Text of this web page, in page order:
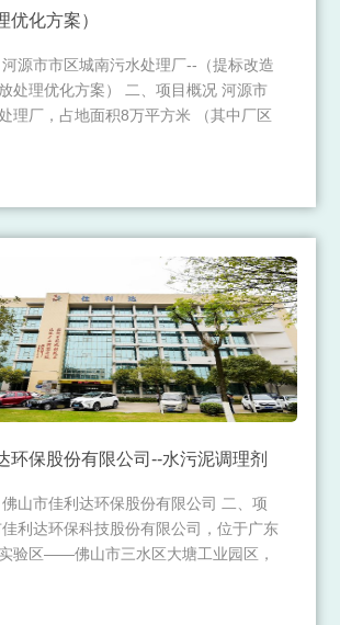
优化方案）
源市市区城南污水处理厂--（提标改造
处理优化方案） 二、项目概况 河源市
理厂，占地面积8万平方米 （其中厂区
分两期建设。目前城南污水处理厂日均
水处理设备，厂区主体工艺采用
处理工艺。污水经处理后出水水质标准
量标准三类排放，总磷出水指标
目前全国污水处理厂排放最高标准。
环保股份有限公司--水污泥调理剂
山市佳利达环保股份有限公司 二、项
利达环保科技股份有限公司，位于广东
验区——佛山市三水区大塘工业园区，
热电分厂、自来水厂、污水处理厂和天